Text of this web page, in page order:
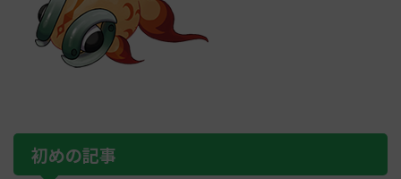
初めの記事